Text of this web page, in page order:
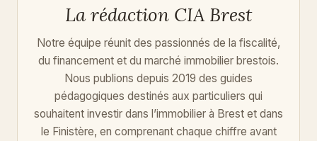
La rédaction CIA Brest
Notre équipe réunit des passionnés de la fiscalité,
du financement et du marché immobilier brestois.
Nous publions depuis 2019 des guides
pédagogiques destinés aux particuliers qui
souhaitent investir dans l’immobilier à Brest et dans
le Finistère, en comprenant chaque chiffre avant